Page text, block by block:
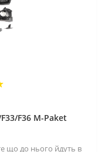
F36 M-Paket
що до нього йдуть в